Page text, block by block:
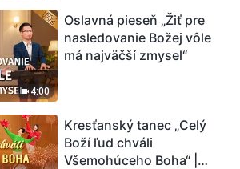
4:00
Oslavná pieseň „Žiť pre
nasledovanie Božej vôle
má najväčší zmysel“
Kresťanský tanec „Celý
Boží ľud chváli
Všemohúceho Boha“ |